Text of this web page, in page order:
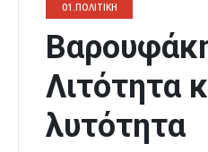
01.ΠΟΛΙΤΙΚΗ
Λιτότητα
λυτότητα